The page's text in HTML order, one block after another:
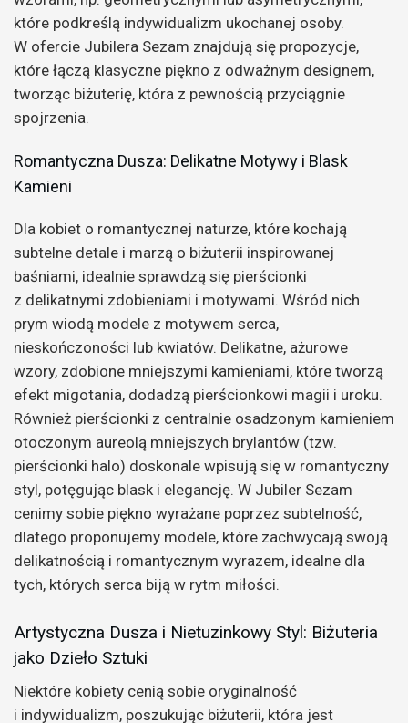
które podkreślą indywidualizm ukochanej osoby.
W ofercie Jubilera Sezam znajdują się propozycje,
które łączą klasyczne piękno z odważnym designem,
tworząc biżuterię, która z pewnością przyciągnie
spojrzenia.
Romantyczna Dusza: Delikatne Motywy i Blask
Kamieni
Dla kobiet o romantycznej naturze, które kochają
subtelne detale i marzą o biżuterii inspirowanej
baśniami, idealnie sprawdzą się pierścionki
z delikatnymi zdobieniami i motywami. Wśród nich
prym wiodą modele z motywem serca,
nieskończoności lub kwiatów. Delikatne, ażurowe
wzory, zdobione mniejszymi kamieniami, które tworzą
efekt migotania, dodadzą pierścionkowi magii i uroku.
Również pierścionki z centralnie osadzonym kamieniem
otoczonym aureolą mniejszych brylantów (tzw.
pierścionki halo) doskonale wpisują się w romantyczny
styl, potęgując blask i elegancję. W Jubiler Sezam
cenimy sobie piękno wyrażane poprzez subtelność,
dlatego proponujemy modele, które zachwycają swoją
delikatnością i romantycznym wyrazem, idealne dla
tych, których serca biją w rytm miłości.
Artystyczna Dusza i Nietuzinkowy Styl: Biżuteria
jako Dzieło Sztuki
Niektóre kobiety cenią sobie oryginalność
i indywidualizm, poszukując biżuterii, która jest